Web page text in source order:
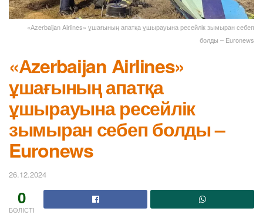
«Аzerbaijan Airlines» ұшағының апатқа ұшырауына ресейлік зымыран себеп
болды – Euronews
«Аzerbaijan Airlines»
ұшағының апатқа
ұшырауына ресейлік
зымыран себеп болды –
Euronews
26.12.2024
0
БӨЛІСТІ